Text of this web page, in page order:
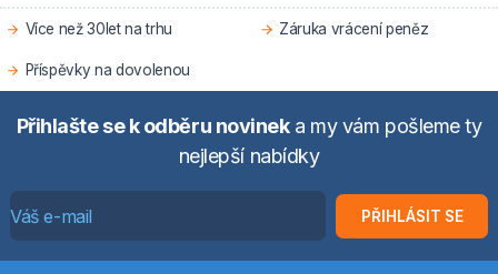
Více než 30let na trhu Záruka vrácení peněz
Příspěvky na dovolenou
Přihlašte se k odběru novineka my vám pošleme ty
nejlepší nabídky
PŘIHLÁSIT SE